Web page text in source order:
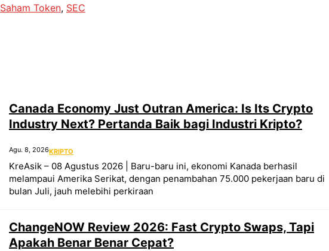
Saham Token, SEC
Canada Economy Just Outran America: Is Its Crypto
Industry Next? Pertanda Baik bagi Industri Kripto?
Agu. 8, 2026KRIPTO
KreAsik – 08 Agustus 2026 | Baru-baru ini, ekonomi Kanada berhasil
melampaui Amerika Serikat, dengan penambahan 75.000 pekerjaan baru di
bulan Juli, jauh melebihi perkiraan
ChangeNOW Review 2026: Fast Crypto Swaps, Tapi
Apakah Benar Benar Cepat?